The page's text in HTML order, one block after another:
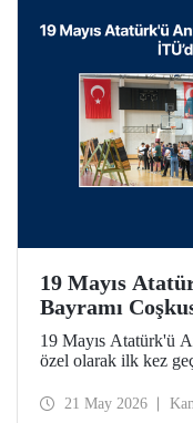
19 Mayıs
Bayramı
Yaşandı
19 Mayıs Atatürk'ü
özel olarak ilk kez
bir araya getirdi.
21 May 2026